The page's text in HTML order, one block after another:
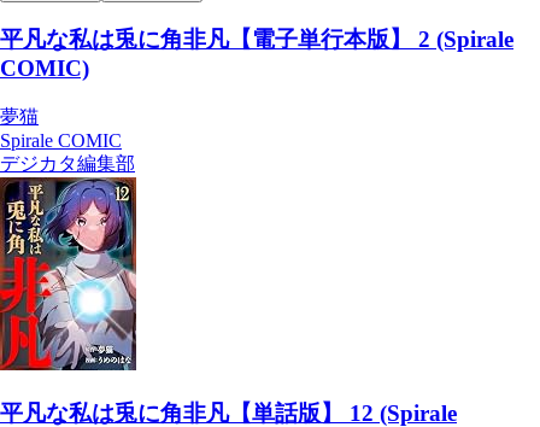
平凡な私は兎に角非凡【電子単行本版】 2 (Spirale
COMIC)
夢猫
Spirale COMIC
デジカタ編集部
平凡な私は兎に角非凡【単話版】 12 (Spirale